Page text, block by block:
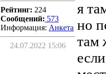
Рейтинг: 224
Сообщений: 573
Информация: Aнкета
24.07.2022 15:06
я
но
там